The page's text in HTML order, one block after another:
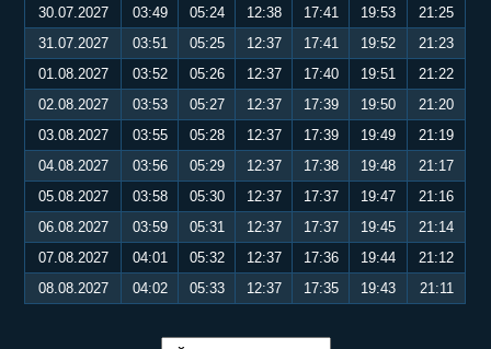
30.07.2027
03:49 05:24 12:38 17:41 19:53
21:25
31.07.2027
03:51 05:25 12:37 17:41 19:52
21:23
01.08.2027
03:52 05:26 12:37 17:40 19:51
21:22
02.08.2027
03:53 05:27 12:37 17:39 19:50
21:20
03.08.2027
03:55 05:28 12:37 17:39 19:49
21:19
04.08.2027
03:56 05:29 12:37 17:38 19:48
21:17
05.08.2027
03:58 05:30 12:37 17:37 19:47
21:16
06.08.2027
03:59 05:31 12:37 17:37 19:45
21:14
07.08.2027
04:01 05:32 12:37 17:36 19:44
21:12
08.08.2027
04:02 05:33 12:37 17:35 19:43 21:11